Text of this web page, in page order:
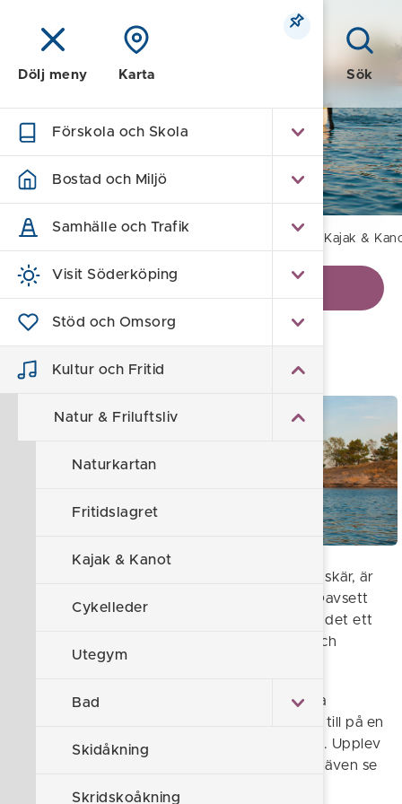
Meny Sök
Dölj meny Karta
Förskola och Skola
Bostad och Miljö
Samhälle och Trafik
Visit Söderköping
Stöd och Omsorg
Kultur och Fritid
Natur & Friluftsliv
Naturkartan
Fritidslagret
Kajak & Kanot
Cykelleder
Utegym
Bad
Skidåkning
Skridskoåkning
Kultur och Fritid
Hem Kajak &
Kajak & Kanot
S:t Anna skärgård, med alla sina kobbar och skär, är
en fröjd att uppleva med kajak eller kanot. Oavsett
om du är nybörjare eller erfaren paddlare, är det ett
ypperligt sätt att komma närmare naturen och
skärgårdslivet.
Packa en matsäck och paddla ut i den vackra
skärgården och njut av stillsamheten. Stanna till på en
liten ö och ta ett svalkande dopp i Östersjön. Upplev
det rika fågellivet på nära håll. Kanske får du även se